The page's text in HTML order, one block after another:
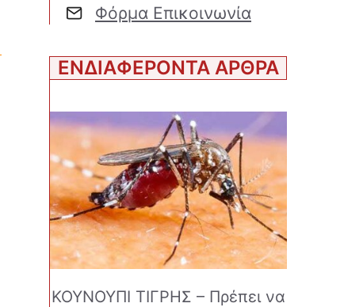
Φόρμα Επικοινωνία
ΕΝΔΙΑΦΕΡΟΝΤΑ ΑΡΘΡΑ
ΚΟΥΝΟΥΠΙ ΤΙΓΡΗΣ – Πρέπει να